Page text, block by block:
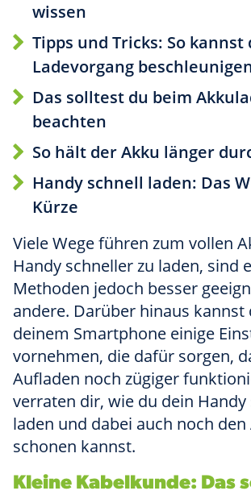
wissen
Tipps und Tricks: So kannst
Ladevorgang
Das solltest du beim
beachten
So hält der Akku länger
Handy schnell laden: Das
Kürze
Viele Wege führen zum vollen
Handy schneller zu laden, sind
Methoden jedoch besser
andere. Darüber hinaus kannst
deinem Smartphone einige
vornehmen, die dafür sorgen,
Aufladen noch zügiger
verraten dir, wie du dein
laden und dabei auch noch den
schonen kannst.
Kleine Kabelkunde: Das